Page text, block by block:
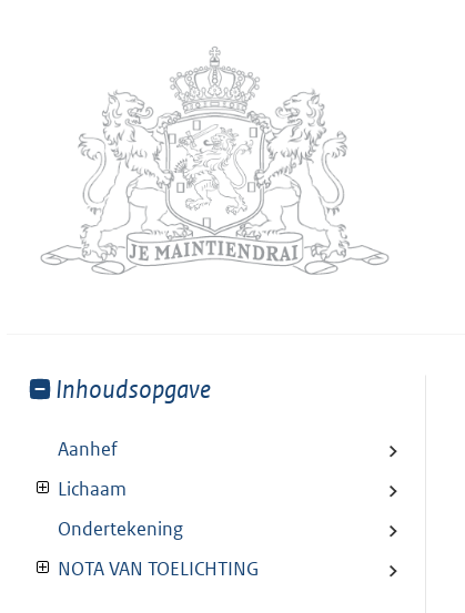
Toon
van:
Inhoudsopgave
Aanhef
Lichaam
Ondertekening
NOTA VAN TOELICHTING